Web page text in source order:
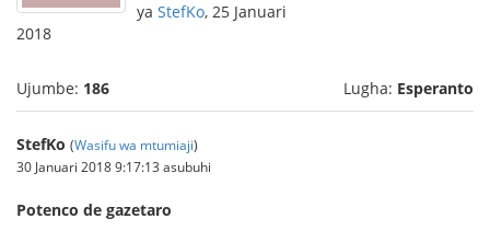
ya StefKo, 25 Januari
2018
Ujumbe: 186 Lugha: Esperanto
StefKo (Wasifu wa mtumiaji)
30 Januari 2018 9:17:13 asubuhi
Potenco de gazetaro